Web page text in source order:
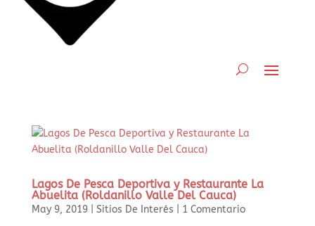
Lagos De Pesca Deportiva y Restaurante La
Abuelita (Roldanillo Valle Del Cauca)
May 9, 2019| Sitios De Interés 1 Comentario